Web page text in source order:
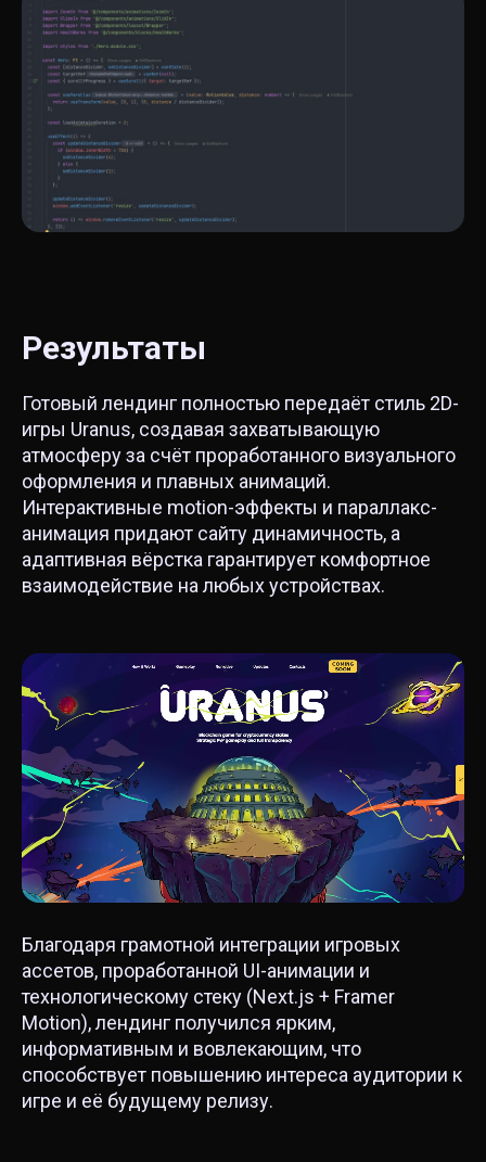
Результаты
Готовый лендинг полностью передаёт стиль 2D-
игры Uranus, создавая захватывающую
атмосферу за счёт проработанного визуального
оформления и плавных анимаций.
Интерактивные motion-эффекты и параллакс-
анимация придают сайту динамичность, а
адаптивная вёрстка гарантирует комфортное
взаимодействие на любых устройствах.
Благодаря грамотной интеграции игровых
ассетов, проработанной UI-анимации и
технологическому стеку (Next.js + Framer
Motion), лендинг получился ярким,
информативным и вовлекающим, что
способствует повышению интереса аудитории к
игре и её будущему релизу.